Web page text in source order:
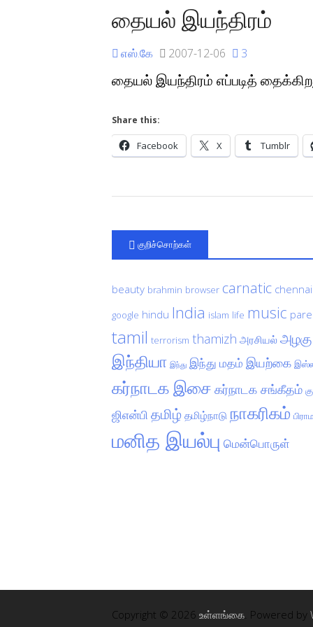
தையல் இயந்திரம்
எஸ்.கே 2007-12-06 3
தையல் இயந்திரம் எப்படித்
Share this:
Facebook X Tumblr
குறிச்சொற்கள்
beauty brahmin browser carnatic chennai
google hindu India islam life music
tamil terrorism thamizh அரசியல் அழகு
இந்தியா இந்து இந்து மதம் இயற்கை
கர்நாடக இசை கர்நாடக சங்கீதம்
ஜிஎன்பி தமிழ் தமிழ்நாடு நாகரிகம்
மனித இயல்பு மென்பொருள்
Copyright © 2026 உள்ளங்கை. Powered by